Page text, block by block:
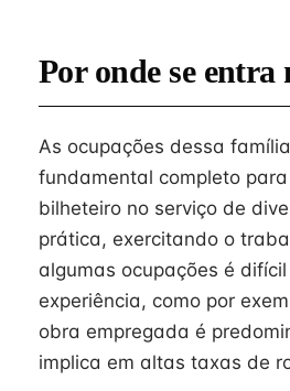
Por onde se entra
As ocupações dessa
fundamental completo
bilheteiro no serviço de
prática, exercitando o
algumas ocupações é
experiência, como por
obra empregada é
implica em altas taxas de